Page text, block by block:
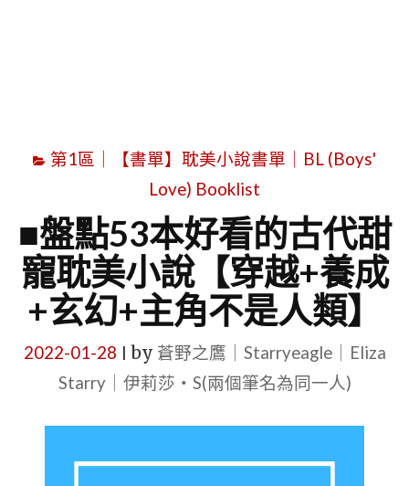
第1區｜【書單】耽美小說書單｜BL (Boys'
Love) Booklist
■盤點53本好看的古代甜
寵耽美小說【穿越+養成
+玄幻+主角不是人類】
2022-01-28 by 蒼野之鷹｜Starryeagle｜Eliza
Starry｜伊莉莎・S(兩個筆名為同一人)